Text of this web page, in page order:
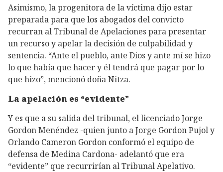
Asimismo, la progenitora de la víctima dijo estar
preparada para que los abogados del convicto
recurran al Tribunal de Apelaciones para presentar
un recurso y apelar la decisión de culpabilidad y
sentencia. “Ante el pueblo, ante Dios y ante mí se hizo
lo que había que hacer y él tendrá que pagar por lo
que hizo”, mencionó doña Nitza.
La apelación es “evidente”
Y es que a su salida del tribunal, el licenciado Jorge
Gordon Menéndez -quien junto a Jorge Gordon Pujol y
Orlando Cameron Gordon conformó el equipo de
defensa de Medina Cardona- adelantó que era
“evidente” que recurrirían al Tribunal Apelativo.